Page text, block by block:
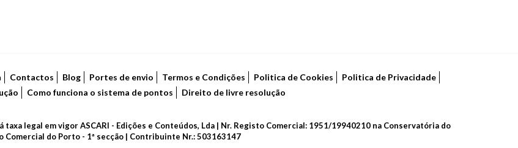
Contactos Blog Portes de envio Termos e Condições Politica de Cookies
Politica de Privacidade
Como funciona o sistema de pontos Direito de livre resolução
legal em vigor ASCARI - Edições e Conteúdos, Lda | Nr. Registo Comercial: 1951/19940210 na Conservatória do
Comercial do Porto - 1ª secção | Contribuinte Nr.: 503163147